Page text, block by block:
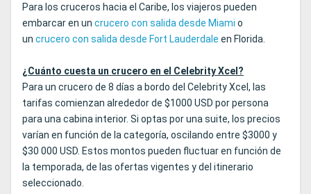
Para los cruceros hacia el Caribe, los viajeros pueden
embarcar en un crucero con salida desde Miami o
un crucero con salida desde Fort Lauderdale en Florida.
¿Cuánto cuesta un crucero en el Celebrity Xcel?
Para un crucero de 8 días a bordo del Celebrity Xcel, las
tarifas comienzan alrededor de $1000 USD por persona
para una cabina interior. Si optas por una suite, los precios
varían en función de la categoría, oscilando entre $3000 y
$30 000 USD. Estos montos pueden fluctuar en función de
la temporada, de las ofertas vigentes y del itinerario
seleccionado.